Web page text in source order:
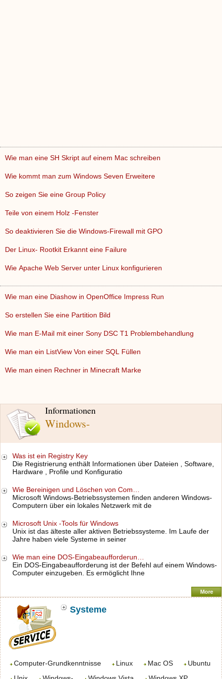
Informationen
Windows-
Was ist ein Registry Key
Die Registrierung enthält Informationen über Dateien , Software,
Hardware , Profile und Konfiguratio
Wie Bereinigen und Löschen von Com…
Microsoft Windows-Betriebssystemen finden anderen Windows-
Computern über ein lokales Netzwerk mit de
Microsoft Unix -Tools für Windows
Unix ist das älteste aller aktiven Betriebssysteme. Im Laufe der
Jahre haben viele Systeme in seiner
Wie man eine DOS-Eingabeaufforderun…
Ein DOS-Eingabeaufforderung ist der Befehl auf einem Windows-
Computer einzugeben. Es ermöglicht Ihne
More
Systeme
Computer-Grundkenntnisse Linux Mac OS
Ubuntu
Wie man eine SH Skript auf einem Mac schreiben
Wie kommt man zum Windows Seven Erweitere
So zeigen Sie eine Group Policy
Teile von einem Holz -Fenster
So deaktivieren Sie die Windows-Firewall mit GPO
Der Linux- Rootkit Erkannt eine Failure
Wie Apache Web Server unter Linux konfigurieren
Wie man eine Diashow in OpenOffice Impress Run
So erstellen Sie eine Partition Bild
Wie man E-Mail mit einer Sony DSC T1 Problembehandlung
Wie man ein ListView Von einer SQL Füllen
Wie man einen Rechner in Minecraft Marke